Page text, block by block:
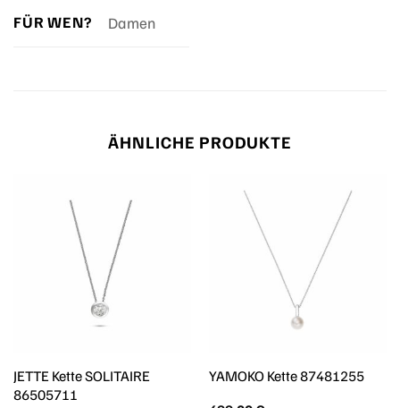
FÜR WEN? Damen
ÄHNLICHE PRODUKTE
JETTE Kette SOLITAIRE
86505711
YAMOKO Kette 87481255